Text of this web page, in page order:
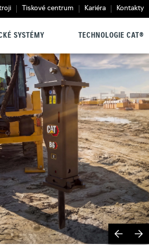
Tiskové centrum Kariéra Kontakty
SYSTÉMY TECHNOLOGIE CAT®